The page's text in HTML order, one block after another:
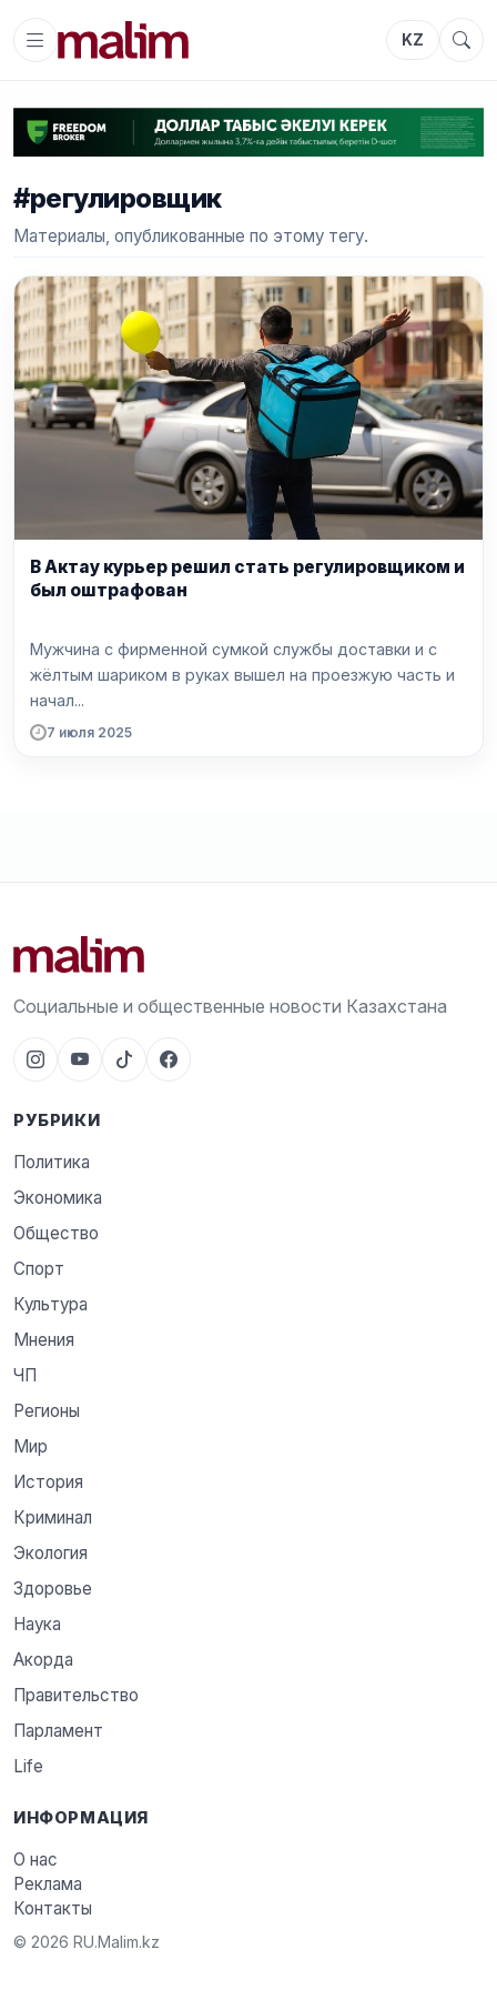
KZ
#регулировщик
Материалы, опубликованные по этому тегу.
В Актау курьер решил стать регулировщиком и
был оштрафован
Мужчина с фирменной сумкой службы доставки и с
жёлтым шариком в руках вышел на проезжую часть и
начал...
7 июля 2025
Социальные и общественные новости Казахстана
РУБРИКИ
Политика
Экономика
Общество
Спорт
Культура
Мнения
ЧП
Регионы
Мир
История
Криминал
Экология
Здоровье
Наука
Акорда
Правительство
Парламент
Life
ИНФОРМАЦИЯ
О нас
Реклама
Контакты
© 2026 RU.Malim.kz